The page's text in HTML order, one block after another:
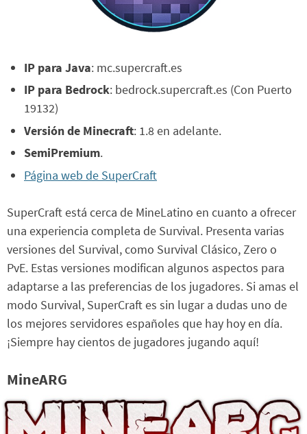
IP para Java: mc.supercraft.es
IP para Bedrock: bedrock.supercraft.es (Con Puerto
19132)
Versión de Minecraft: 1.8 en adelante.
SemiPremium.
Página web de SuperCraft
SuperCraft está cerca de MineLatino en cuanto a ofrecer
una experiencia completa de Survival. Presenta varias
versiones del Survival, como Survival Clásico, Zero o
PvE. Estas versiones modifican algunos aspectos para
adaptarse a las preferencias de los jugadores. Si amas el
modo Survival, SuperCraft es sin lugar a dudas uno de
los mejores servidores españoles que hay hoy en día.
¡Siempre hay cientos de jugadores jugando aquí!
MineARG